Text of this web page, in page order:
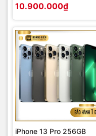
10.900.000₫
iPhone 13 Pro 256GB